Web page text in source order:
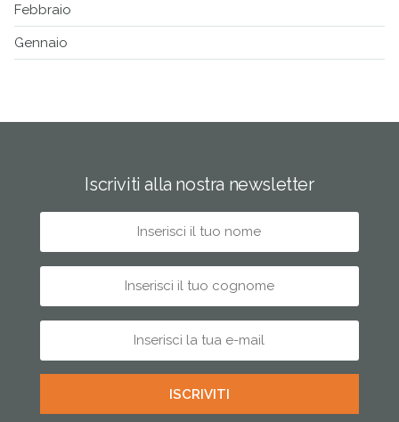
Febbraio
Gennaio
Iscriviti alla nostra newsletter